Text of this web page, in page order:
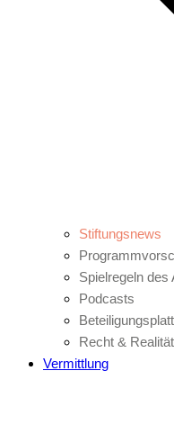
Stiftungsnews
Spielregeln des
Podcasts
Recht & Realität
Vermittlung